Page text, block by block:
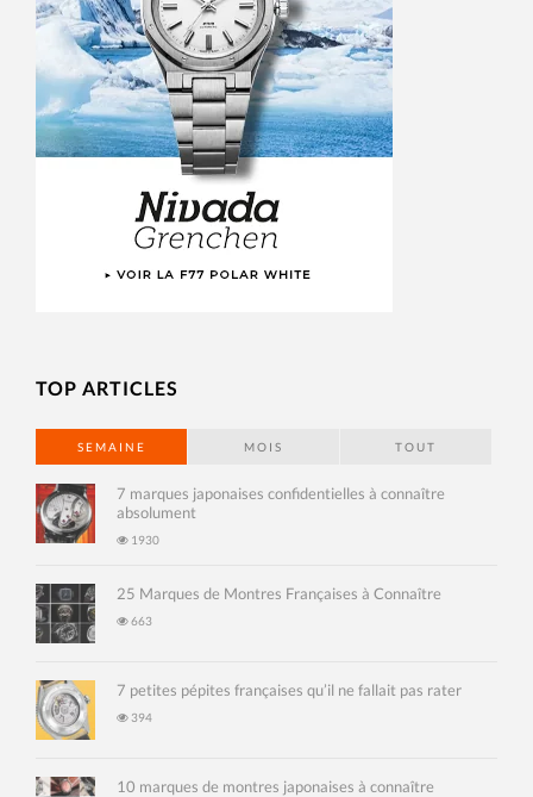
TOP ARTICLES
SEMAINE MOIS TOUT
7 marques japonaises confidentielles à connaître
absolument
1930
25 Marques de Montres Françaises à Connaître
663
7 petites pépites françaises qu’il ne fallait pas rater
394
10 marques de montres japonaises à connaître